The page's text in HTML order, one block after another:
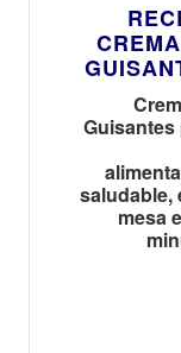
Guisantes
saludable,
mesa